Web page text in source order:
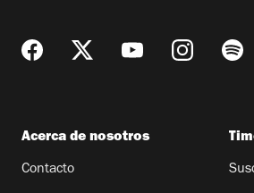
Acerca de nosotros
Contacto